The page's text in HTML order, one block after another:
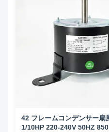
42 フレームコンデンサー扇
1/10HP 220-240V 50HZ